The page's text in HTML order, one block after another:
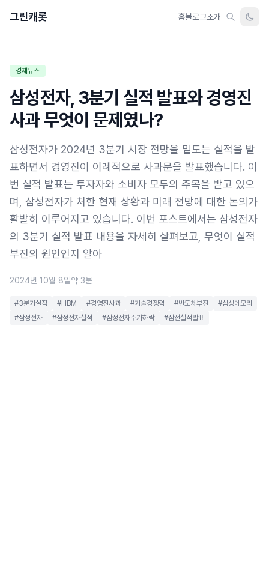
그린캐롯 홈블로그소개
경제뉴스
삼성전자, 3분기 실적 발표와 경영진
사과 무엇이 문제였나?
삼성전자가 2024년 3분기 시장 전망을 밑도는 실적을 발
표하면서 경영진이 이례적으로 사과문을 발표했습니다. 이
번 실적 발표는 투자자와 소비자 모두의 주목을 받고 있으
며, 삼성전자가 처한 현재 상황과 미래 전망에 대한 논의가
활발히 이루어지고 있습니다. 이번 포스트에서는 삼성전자
의 3분기 실적 발표 내용을 자세히 살펴보고, 무엇이 실적
부진의 원인인지 알아
2024년 10월 8일약 3분
#3분기실적 #HBM #경영진사과 #기술경쟁력 #반도체부진
#삼성메모리
#삼성전자
#삼성전자실적 #삼성전자주가하락 #삼전실적발표